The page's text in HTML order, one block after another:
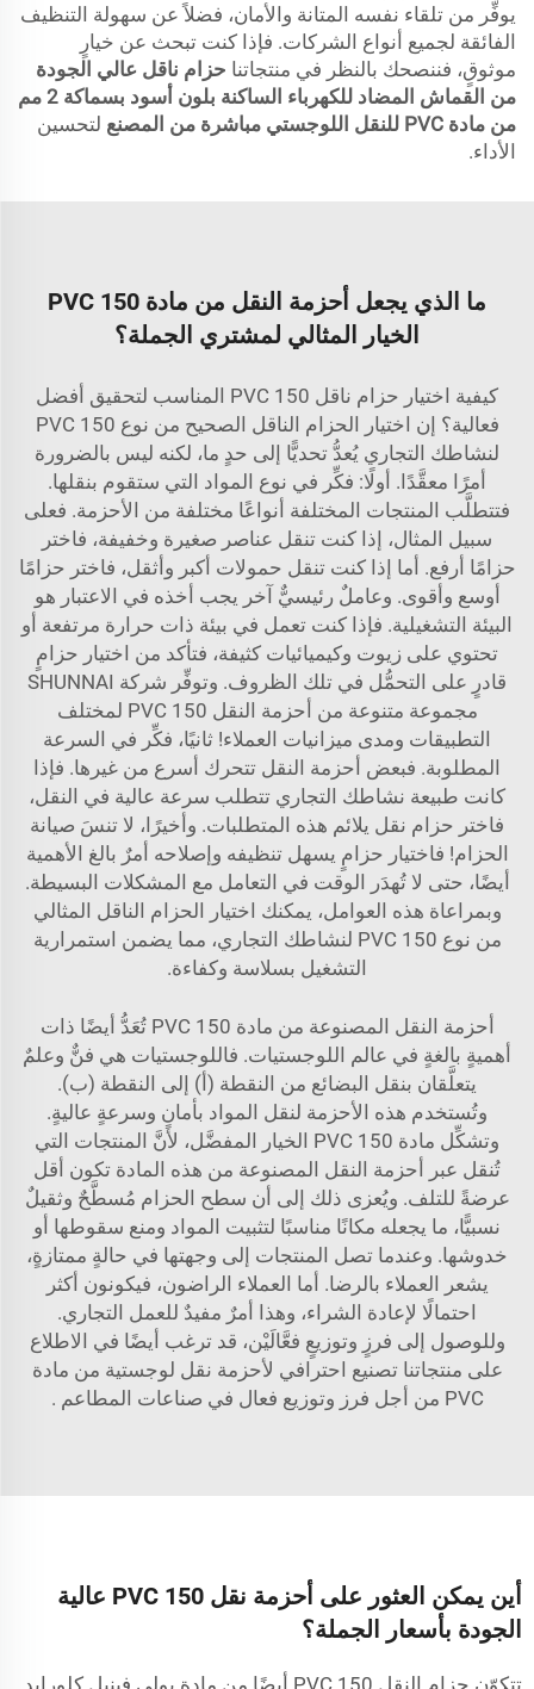
يوفِّر من تلقاء نفسه المتانة والأمان، فضلاً عن سهولة التنظيف
الفائقة لجميع أنواع الشركات. فإذا كنت تبحث عن خيارٍ
موثوقٍ، فننصحك بالنظر في منتجاتنا حزام ناقل عالي الجودة
من القماش المضاد للكهرباء الساكنة بلون أسود بسماكة 2 مم
من مادة PVC للنقل اللوجستي مباشرة من المصنع
لتحسين
الأداء.
ما الذي يجعل أحزمة النقل من مادة PVC 150
الخيار المثالي لمشتري الجملة؟
كيفية اختيار حزام ناقل PVC 150 المناسب لتحقيق أفضل
فعالية؟ إن اختيار الحزام الناقل الصحيح من نوع PVC 150
لنشاطك التجاري يُعدُّ تحديًّا إلى حدٍ ما، لكنه ليس بالضرورة
أمرًا معقَّدًا. أولًا: فكِّر في نوع المواد التي ستقوم بنقلها.
فتتطلَّب المنتجات المختلفة أنواعًا مختلفة من الأحزمة. فعلى
سبيل المثال، إذا كنت تنقل عناصر صغيرة وخفيفة، فاختر
حزامًا أرفع. أما إذا كنت تنقل حمولات أكبر وأثقل، فاختر حزامًا
أوسع وأقوى. وعاملٌ رئيسيٌّ آخر يجب أخذه في الاعتبار هو
البيئة التشغيلية. فإذا كنت تعمل في بيئة ذات حرارة مرتفعة أو
تحتوي على زيوت وكيميائيات كثيفة، فتأكد من اختيار حزامٍ
قادرٍ على التحمُّل في تلك الظروف. وتوفِّر شركة SHUNNAI
مجموعة متنوعة من أحزمة النقل PVC 150 لمختلف
التطبيقات ومدى ميزانيات العملاء! ثانيًا، فكِّر في السرعة
المطلوبة. فبعض أحزمة النقل تتحرك أسرع من غيرها. فإذا
كانت طبيعة نشاطك التجاري تتطلب سرعة عالية في النقل،
فاختر حزام نقل يلائم هذه المتطلبات. وأخيرًا، لا تنسَ صيانة
الحزام! فاختيار حزامٍ يسهل تنظيفه وإصلاحه أمرٌ بالغ الأهمية
أيضًا، حتى لا تُهدَر الوقت في التعامل مع المشكلات البسيطة.
وبمراعاة هذه العوامل، يمكنك اختيار الحزام الناقل المثالي
من نوع PVC 150 لنشاطك التجاري، مما يضمن استمرارية
التشغيل بسلاسة وكفاءة.
أحزمة النقل المصنوعة من مادة PVC 150 تُعَدُّ أيضًا ذات
أهميةٍ بالغةٍ في عالم اللوجستيات. فاللوجستيات هي فنٌّ وعلمٌ
يتعلَّقان بنقل البضائع من النقطة (أ) إلى النقطة (ب).
وتُستخدم هذه الأحزمة لنقل المواد بأمانٍ وسرعةٍ عاليةٍ.
وتشكِّل مادة PVC 150 الخيار المفضَّل، لأنَّ المنتجات التي
تُنقل عبر أحزمة النقل المصنوعة من هذه المادة تكون أقل
عرضةً للتلف. ويُعزى ذلك إلى أن سطح الحزام مُسطَّحٌ وثقيلٌ
نسبيًّا، ما يجعله مكانًا مناسبًا لتثبيت المواد ومنع سقوطها أو
خدوشها. وعندما تصل المنتجات إلى وجهتها في حالةٍ ممتازةٍ،
يشعر العملاء بالرضا. أما العملاء الراضون، فيكونون أكثر
احتمالًا لإعادة الشراء، وهذا أمرٌ مفيدٌ للعمل التجاري.
وللوصول إلى فرزٍ وتوزيعٍ فعَّالَيْن، قد ترغب أيضًا في الاطلاع
على منتجاتنا تصنيع احترافي لأحزمة نقل لوجستية من مادة
PVC من أجل فرز وتوزيع فعال في صناعات المطاعم
.
أين يمكن العثور على أحزمة نقل PVC 150 عالية
الجودة بأسعار الجملة؟
تتكوّن حزام النقل PVC 150 أيضًا من مادة بولي فينيل كلورايد